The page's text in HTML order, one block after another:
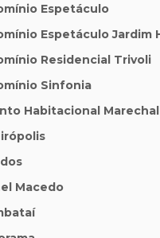
Espetáculo
Espetáculo Jardim
Residencial Trivoli
Sinfonia
Habitacional
Macedo